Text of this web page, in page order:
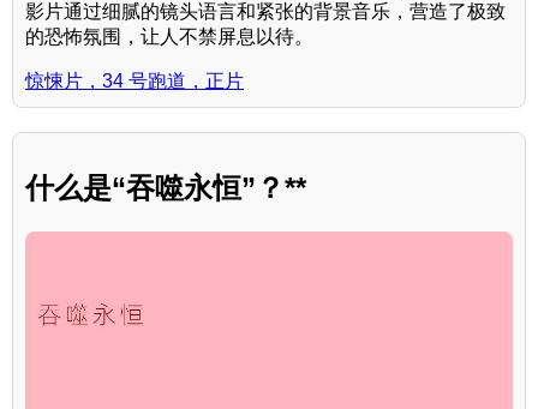
影片通过细腻的镜头语言和紧张的背景音乐，营造了极致
的恐怖氛围，让人不禁屏息以待。
惊悚片，34 号跑道，正片
什么是“吞噬永恒”？**